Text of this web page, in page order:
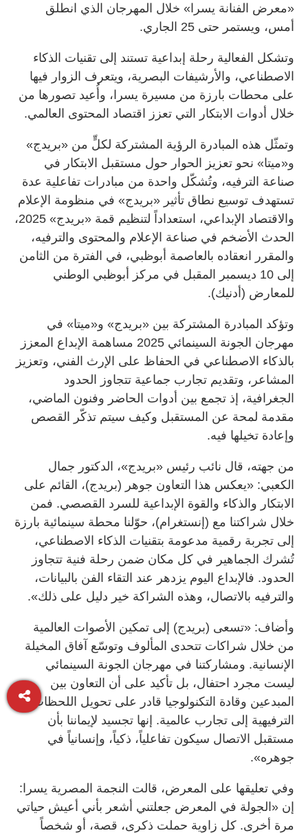
«معرض الفنانة يسرا» خلال المهرجان الذي انطلق
أمس، ويستمر حتى 25 الجاري.
وتشكل الفعالية رحلة إبداعية تستند إلى تقنيات الذكاء
الاصطناعي، والأرشيفات البصرية، ويتعرف الزوار فيها
على محطات بارزة من مسيرة يسرا، وأُعيد تصورها من
خلال أدوات الابتكار التي تعزز اقتصاد المحتوى العالمي.
وتمثّل هذه المبادرة الرؤية المشتركة لكلٍّ من «بريدج»
و«ميتا» نحو تعزيز الحوار حول مستقبل الابتكار في
صناعة الترفيه، وتُشكّل واحدة من مبادرات تفاعلية عدة
تستهدف توسيع نطاق تأثير «بريدج» في منظومة الإعلام
والاقتصاد الإبداعي، استعداداً لتنظيم قمة «بريدج» 2025،
الحدث الأضخم في صناعة الإعلام والمحتوى والترفيه،
والمقرر انعقاده بالعاصمة أبوظبي، في الفترة من الثامن
إلى 10 ديسمبر المقبل في مركز أبوظبي الوطني
للمعارض (أدنيك).
وتؤكد المبادرة المشتركة بين «بريدج» و«ميتا» في
مهرجان الجونة السينمائي 2025 مساهمة الإبداع المعزز
بالذكاء الاصطناعي في الحفاظ على الإرث الفني، وتعزيز
المشاعر، وتقديم تجارب جماعية تتجاوز الحدود
الجغرافية، إذ تجمع بين أدوات الحاضر وفنون الماضي،
مقدمة لمحة عن المستقبل وكيف سيتم تذكّر القصص
وإعادة تخيلها فيه.
من جهته، قال نائب رئيس «بريدج»، الدكتور جمال
الكعبي: «يعكس هذا التعاون جوهر (بريدج)، القائم على
الابتكار والذكاء والقوة الإبداعية للسرد القصصي. فمن
خلال شراكتنا مع (إنستغرام)، حوّلنا محطة سينمائية بارزة
إلى تجربة رقمية مدعومة بتقنيات الذكاء الاصطناعي،
تُشرك الجماهير في كل مكان ضمن رحلة فنية تتجاوز
الحدود. فالإبداع اليوم يزدهر عند التقاء الفن بالبيانات،
والترفيه بالاتصال، وهذه الشراكة خير دليل على ذلك».
وأضاف: «تسعى (بريدج) إلى تمكين الأصوات العالمية
من خلال شراكات تتحدى المألوف وتوسّع آفاق المخيلة
الإنسانية. ومشاركتنا في مهرجان الجونة السينمائي
ليست مجرد احتفال، بل تأكيد على أن التعاون بين
المبدعين وقادة التكنولوجيا قادر على تحويل اللحظات
الترفيهية إلى تجارب عالمية. إنها تجسيد لإيماننا بأن
مستقبل الاتصال سيكون تفاعلياً، ذكياً، وإنسانياً في
جوهره».
وفي تعليقها على المعرض، قالت النجمة المصرية يسرا:
إن «الجولة في المعرض جعلتني أشعر بأني أعيش حياتي
مرة أخرى. كل زاوية حملت ذكرى، قصة، أو شخصاً